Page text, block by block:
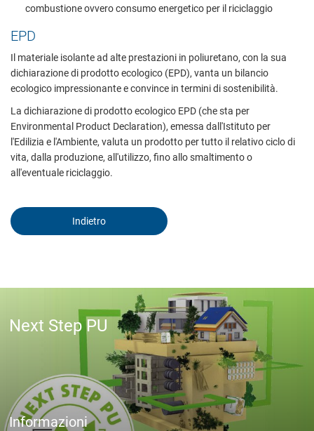
combustione ovvero consumo energetico per il riciclaggio
EPD
Il materiale isolante ad alte prestazioni in poliuretano, con la sua
dichiarazione di prodotto ecologico (EPD), vanta un bilancio
ecologico impressionante e convince in termini di sostenibilità.
La dichiarazione di prodotto ecologico EPD (che sta per
Environmental Product Declaration), emessa dall'Istituto per
l'Edilizia e l'Ambiente, valuta un prodotto per tutto il relativo ciclo di
vita, dalla produzione, all'utilizzo, fino allo smaltimento o
all'eventuale riciclaggio.
Indietro
Next Step PU
Informazioni
Salvare
Impronta Protezione dei dati